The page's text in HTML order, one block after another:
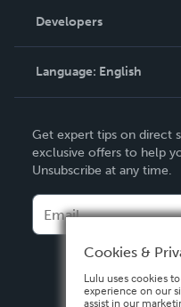
Podcast
Order Lookup
Knowledge Base
Contact Support
Developers
Language: English
Deutsch
Français
Español
Get expert tips on direct
exclusive offers to help
Unsubscribe at any time.
Cookies &
Lulu uses cookies
experience on our
assist in our